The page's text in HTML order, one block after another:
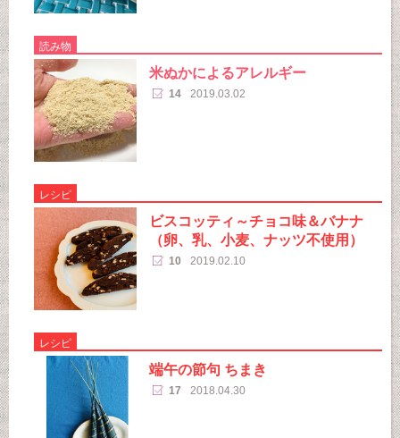
読み物
米ぬかによるアレルギー
14 2019.03.02
レシピ
ビスコッティ～チョコ味＆バナナ
（卵、乳、小麦、ナッツ不使用）
10 2019.02.10
レシピ
端午の節句 ちまき
17 2018.04.30